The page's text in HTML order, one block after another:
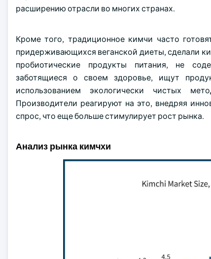
расширению отрасли во многих странах.
Кроме того, традиционное кимчи часто
придерживающихся веганской диеты, сделали
пробиотические продукты питания, не
заботящиеся о своем здоровье, ищут
использованием экологически чистых
Производители реагируют на это, внедряя
спрос, что еще больше стимулирует рост рынка.
Анализ рынка кимчхи